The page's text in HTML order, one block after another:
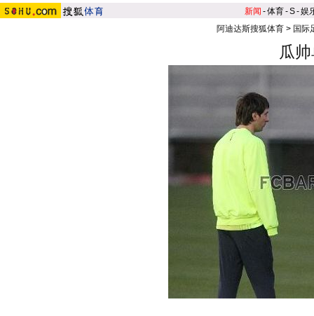
新闻 -体育-S-娱
阿迪达斯搜狐体育> 国际
瓜